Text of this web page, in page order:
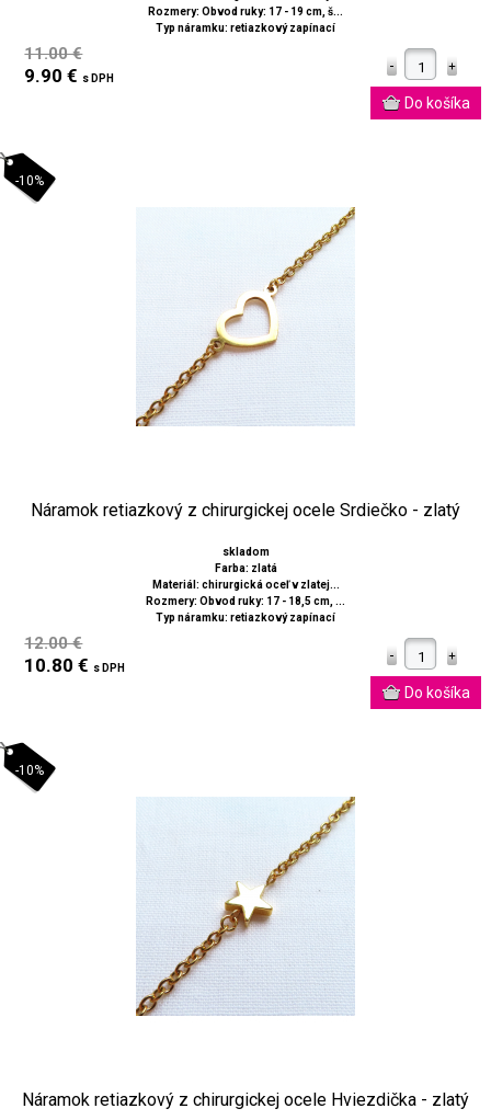
Rozmery: Obvod ruky: 17 - 19 cm, š...
Typ náramku: retiazkový zapínací
11.00 €
9.90 € s DPH
-10%
Náramok retiazkový z chirurgickej ocele Srdiečko - zlatý
skladom
Farba: zlatá
Materiál: chirurgická oceľ v zlatej...
Rozmery: Obvod ruky: 17 - 18,5 cm, ...
Typ náramku: retiazkový zapínací
12.00 €
10.80 € s DPH
-10%
Náramok retiazkový z chirurgickej ocele Hviezdička - zlatý